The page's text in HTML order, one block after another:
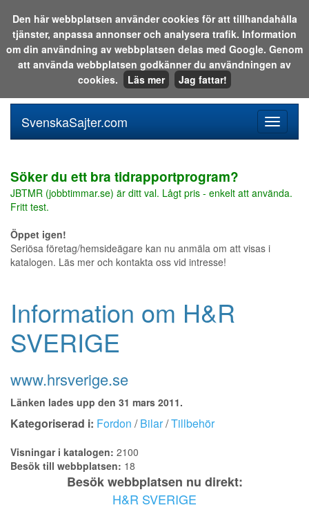
Sök i katalogen eller på webben:
meny
SvenskaSajter.com
Söker du ett bra tidrapportprogram?
JBTMR (jobbtimmar.se) är ditt val. Lågt pris - enkelt att använda.
Fritt test.
Öppet igen!
Seriösa företag/hemsideägare kan nu anmäla om att visas i
katalogen. Läs mer och kontakta oss vid intresse!
Information om H&R
SVERIGE
www.hrsverige.se
Länken lades upp den 31 mars 2011.
Kategoriserad i: Fordon /Bilar/Tillbehör
Visningar i katalogen: 2100
Besök till webbplatsen: 18
Besök webbplatsen nu direkt:
H&R SVERIGE
Den här webbplatsen använder cookies för att tillhandahålla
tjänster, anpassa annonser och analysera trafik. Information
om din användning av webbplatsen delas med Google. Genom
att använda webbplatsen godkänner du användningen av
cookies.
Läs mer Jag fattar!